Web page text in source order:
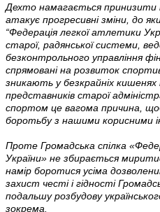
Дехто намагається
атакує прогресивні зміни, до
“Федерація легкої атлетики
старої, радянської системи,
безконтрольного управління
спрямовані на розвиток
зникають у безкрайніх кишенях
представників старої
спортом це вагома причина,
боротьбу з нашими корисними
Проте Громадська спілка
України» не збирається
намір боротися усіма
захист честі і гідності
подальшу розбудову
зокрема.